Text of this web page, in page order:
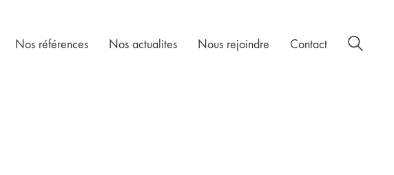
Nos références Nos actualites Nous rejoindre Contact